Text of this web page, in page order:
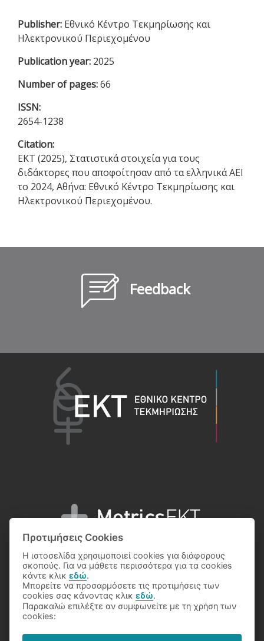
Publisher: Εθνικό Κέντρο Τεκμηρίωσης και
Ηλεκτρονικού Περιεχομένου
Publication year: 2025
Number of pages:66
ISSN:
2654-1238
Citation:
ΕΚΤ (2025), Στατιστικά στοιχεία για τους
διδάκτορες που αποφοίτησαν από τα ελληνικά ΑΕΙ
το 2024, Αθήνα: Εθνικό Κέντρο Τεκμηρίωσης και
Ηλεκτρονικού Περιεχομένου.
Feedback
© 2026 National Documentation Centre
Προτιμήσεις Cookies
Η ιστοσελίδα χρησιμοποιεί cookies για διάφορους
σκοπούς. Για να μάθετε περισσότερα για τα cookies
κάντε κλικεδώ.
Μπορείτε να προσαρμόσετε τις προτιμήσεις των
cookies σας κάνοντας κλικεδώ.
Παρακαλώ επιλέξτε αν συμφωνείτε με τη χρήση των
cookies: